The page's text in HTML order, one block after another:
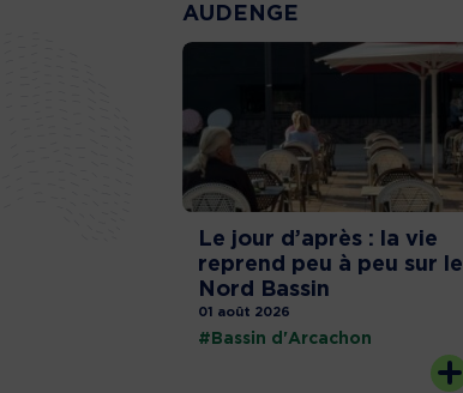
AUDENGE
Le jour d’après : la vie
reprend peu à peu sur le
Nord Bassin
01 août 2026
#Bassin d'Arcachon